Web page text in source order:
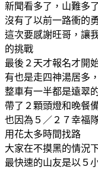
新聞看多了，山難多
沒有了以前一路衝的
這次要感謝旺哥，讓
的挑戰
最後２天才報名才開
有也是走四神湯居多
整車有一半都是遠翠
帶了２顆頭燈和晚餐
也因為５／２７幸福
用花太多時間找路
大家在不摸黑的情況
最快速的山友是以５